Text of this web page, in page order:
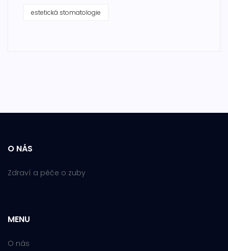
estetická stomatologie
O NÁS
Zdraví a péče o zuby
MENU
O nás